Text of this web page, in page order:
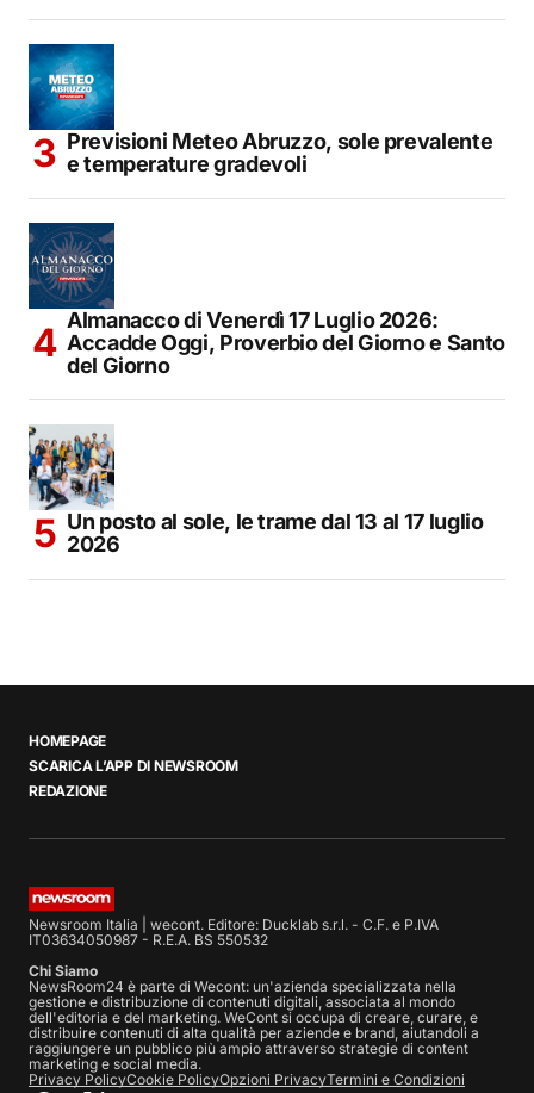
Previsioni Meteo Abruzzo, sole prevalente
e temperature gradevoli
Almanacco di Venerdì 17 Luglio 2026:
Accadde Oggi, Proverbio del Giorno e Santo
del Giorno
Un posto al sole, le trame dal 13 al 17 luglio
2026
HOMEPAGE
SCARICA L’APP DI NEWSROOM
REDAZIONE
Newsroom Italia | wecont. Editore: Ducklab s.r.l. - C.F. e P.IVA
IT03634050987 - R.E.A. BS 550532
Chi Siamo
NewsRoom24 è parte di Wecont: un'azienda specializzata nella
gestione e distribuzione di contenuti digitali, associata al mondo
dell'editoria e del marketing. WeCont si occupa di creare, curare, e
distribuire contenuti di alta qualità per aziende e brand, aiutandoli a
raggiungere un pubblico più ampio attraverso strategie di content
marketing e social media.
Privacy PolicyCookie PolicyOpzioni PrivacyTermini e Condizioni